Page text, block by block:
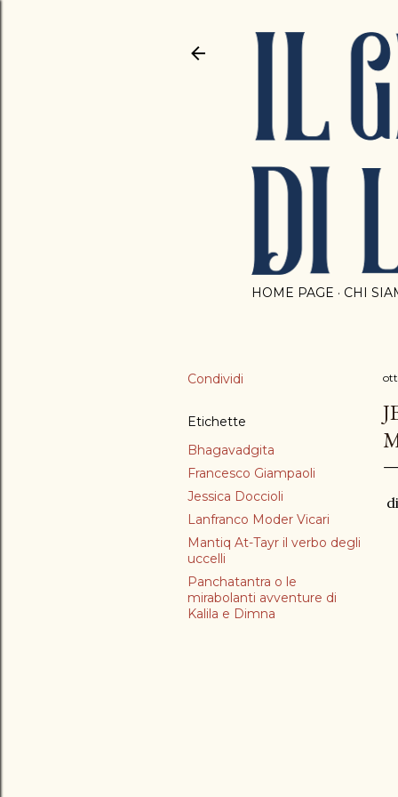
HOME PAGE CHI
Condividi
Etichette
Bhagavadgita
Francesco Giampaoli
Jessica Doccioli
Lanfranco Moder Vicari
Mantiq At-Tayr il verbo degli
uccelli
Panchatantra o le
mirabolanti avventure di
Kalila e Dimna